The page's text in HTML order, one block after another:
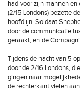
had voor zijn mannen en
(2/15 Londons) bezette
hoofdlijn. Soldaat
door de communicatie
geraakt, en de
Tijdens de nacht van 5
door de 2/16 Londons,
gingen naar
de rechterkant vielen